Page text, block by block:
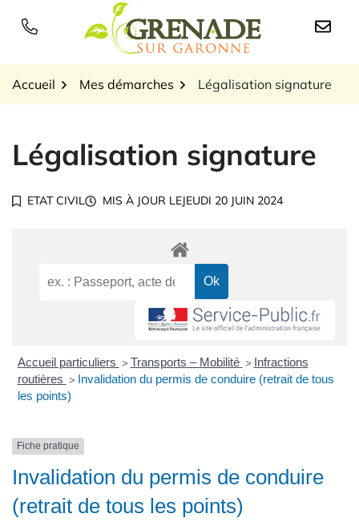
Logo Grenade sur
Accueil Mes démarches Légalisation signature
Légalisation signature
ETAT CIVIL MIS À JOUR LEJEUDI 20 JUIN 2024
Accueil particuliers > Transports – Mobilité > Infractions
routières > Invalidation du permis de conduire (retrait de tous
les points)
Fiche pratique
Invalidation du permis de conduire
(retrait de tous les points)